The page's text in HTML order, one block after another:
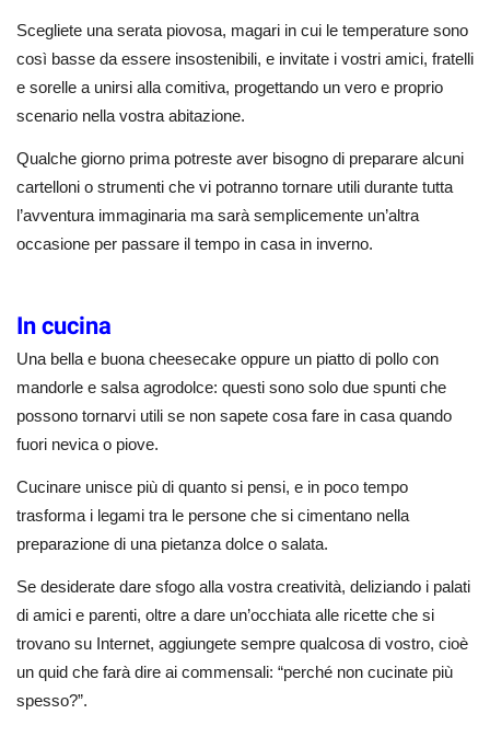
Scegliete una serata piovosa, magari in cui le temperature sono
così basse da essere insostenibili, e invitate i vostri amici, fratelli
e sorelle a unirsi alla comitiva, progettando un vero e proprio
scenario nella vostra abitazione.
Qualche giorno prima potreste aver bisogno di preparare alcuni
cartelloni o strumenti che vi potranno tornare utili durante tutta
l’avventura immaginaria ma sarà semplicemente un’altra
occasione per passare il tempo in casa in inverno.
In cucina
Una bella e buona cheesecake oppure un piatto di pollo con
mandorle e salsa agrodolce: questi sono solo due spunti che
possono tornarvi utili se non sapete cosa fare in casa quando
fuori nevica o piove.
Cucinare unisce più di quanto si pensi, e in poco tempo
trasforma i legami tra le persone che si cimentano nella
preparazione di una pietanza dolce o salata.
Se desiderate dare sfogo alla vostra creatività, deliziando i palati
di amici e parenti, oltre a dare un’occhiata alle ricette che si
trovano su Internet, aggiungete sempre qualcosa di vostro, cioè
un quid che farà dire ai commensali: “perché non cucinate più
spesso?”.